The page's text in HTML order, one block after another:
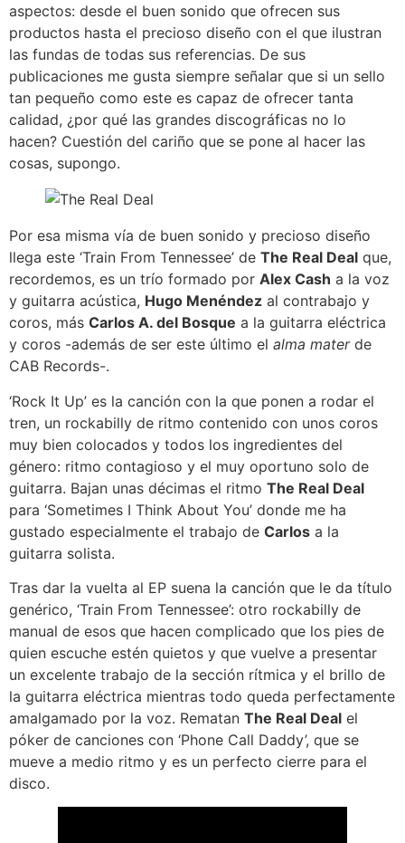
aspectos: desde el buen sonido que ofrecen sus
productos hasta el precioso diseño con el que ilustran
las fundas de todas sus referencias. De sus
publicaciones me gusta siempre señalar que si un sello
tan pequeño como este es capaz de ofrecer tanta
calidad, ¿por qué las grandes discográficas no lo
hacen? Cuestión del cariño que se pone al hacer las
cosas, supongo.
Por esa misma vía de buen sonido y precioso diseño
llega este ‘Train From Tennessee’ de The Real Deal que,
recordemos, es un trío formado por Alex Cash a la voz
y guitarra acústica, Hugo Menéndez al contrabajo y
coros, más Carlos A. del Bosque a la guitarra eléctrica
y coros -además de ser este último el alma materde
CAB Records-.
‘Rock It Up’ es la canción con la que ponen a rodar el
tren, un rockabilly de ritmo contenido con unos coros
muy bien colocados y todos los ingredientes del
género: ritmo contagioso y el muy oportuno solo de
guitarra. Bajan unas décimas el ritmo The Real Deal
para ‘Sometimes I Think About You’ donde me ha
gustado especialmente el trabajo de Carlos a la
guitarra solista.
Tras dar la vuelta al EP suena la canción que le da título
genérico, ‘Train From Tennessee’: otro rockabilly de
manual de esos que hacen complicado que los pies de
quien escuche estén quietos y que vuelve a presentar
un excelente trabajo de la sección rítmica y el brillo de
la guitarra eléctrica mientras todo queda perfectamente
amalgamado por la voz. Rematan The Real Deal el
póker de canciones con ‘Phone Call Daddy’, que se
mueve a medio ritmo y es un perfecto cierre para el
disco.